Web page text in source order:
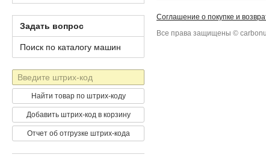
Задать вопрос
Поиск по каталогу машин
Штрих-
код
Найти товар по штрих-коду
Добавить штрих-код в корзину
Отчет об отгрузке штрих-кода
Соглашение о покупке и
Все права защищены ©